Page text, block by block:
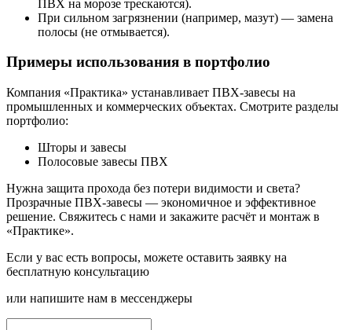
ПВХ на морозе трескаются).
При сильном загрязнении (например, мазут) — замена
полосы (не отмывается).
Примеры использования в портфолио
Компания «Практика» устанавливает ПВХ-завесы на
промышленных и коммерческих объектах. Смотрите разделы
портфолио:
Шторы и завесы
Полосовые завесы ПВХ
Нужна защита прохода без потери видимости и света?
Прозрачные ПВХ-завесы — экономичное и эффективное
решение. Свяжитесь с нами и закажите расчёт и монтаж в
«Практике».
Если у вас есть вопросы, можете оставить заявку на
бесплатную консультацию
или напишите нам в мессенджеры